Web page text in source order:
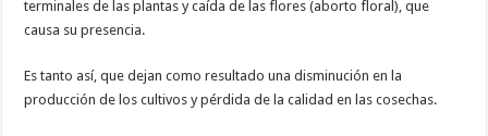
terminales de las plantas y caída de las flores (aborto floral), que
causa su presencia.
Es tanto así, que dejan como resultado una disminución en la
producción de los cultivos y pérdida de la calidad en las cosechas.